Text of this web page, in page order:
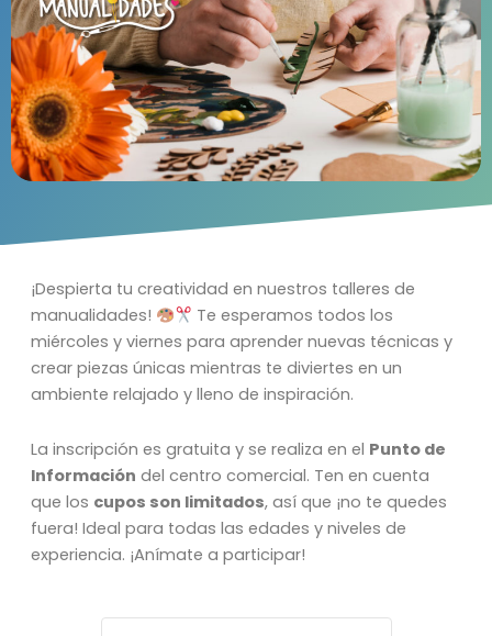
¡Despierta tu creatividad en nuestros talleres de
manualidades!
Te esperamos todos los
miércoles y viernes para aprender nuevas técnicas y
crear piezas únicas mientras te diviertes en un
ambiente relajado y lleno de inspiración.
La inscripción es gratuita y se realiza en el Punto de
Información del centro comercial. Ten en cuenta
que los cupos son limitados, así que ¡no te quedes
fuera! Ideal para todas las edades y niveles de
experiencia. ¡Anímate a participar!